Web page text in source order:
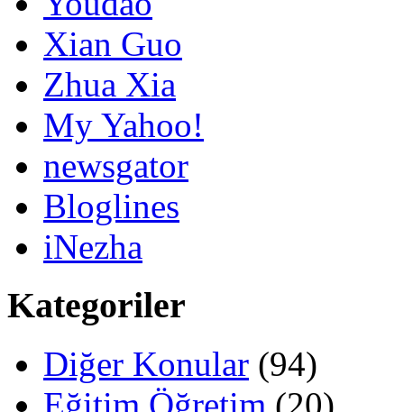
Xian Guo
Zhua Xia
My Yahoo!
newsgator
Bloglines
iNezha
Kategoriler
Diğer Konular (94)
Eğitim Öğretim (20)